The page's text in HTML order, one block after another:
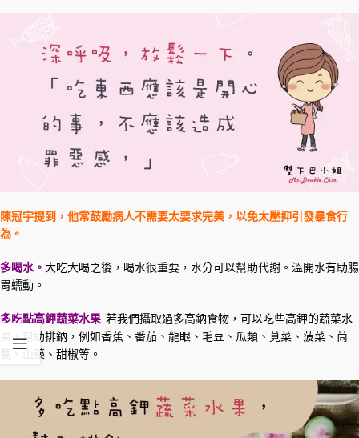
陳冠宇提到，他常鼓勵病人不需要太要求完美，以免太壓抑引發暴食行
為。
多喝水。 大吃大喝之後，喝水很重要，水分可以幫助代謝。溫開水有助腸
胃蠕動。
多吃點高鉀蔬菜水果 若我們攝取過多高鈉食物，可以吃些高鉀的蔬菜水
果，幫助排鈉，例如香蕉、番茄、龍眼、毛豆、瓜類、莧菜、菠菜、茼
蒿、山藥、甜椒等。